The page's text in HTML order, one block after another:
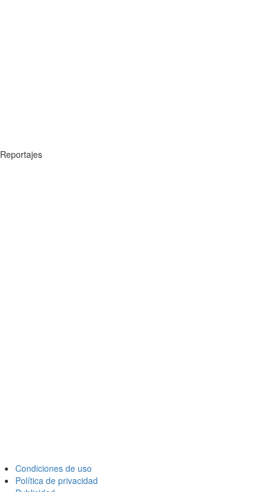
Reportajes
Condiciones de uso
Política de privacidad